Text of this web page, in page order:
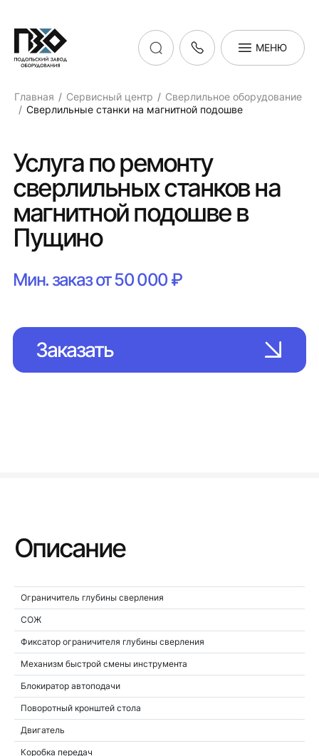
МЕНЮ
Главная Сервисный центр
Сверлильное оборудование
Сверлильные станки на магнитной подошве
Услуга по ремонту
сверлильных станков на
магнитной подошве в
Пущино
Мин. заказ от 50 000 ₽
Заказать
Описание
Ограничитель глубины сверления
СОЖ
Фиксатор ограничителя глубины сверления
Механизм быстрой смены инструмента
Блокиратор автоподачи
Поворотный кронштей стола
Двигатель
Коробка передач